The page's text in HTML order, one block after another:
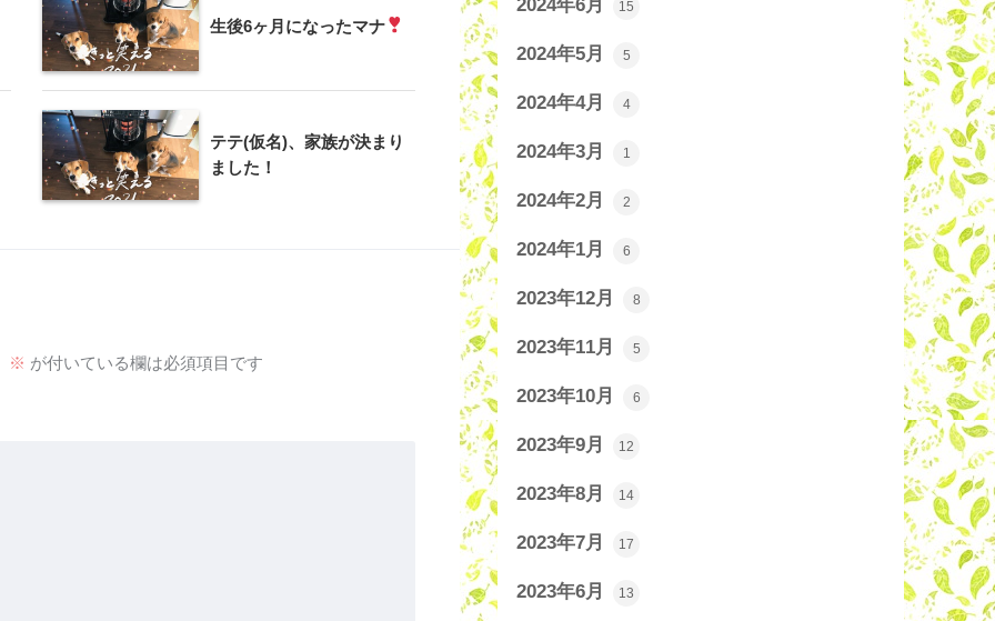
生後6ヶ月になったマナ
テテ(仮名)、家族が決まり
ました！
※ が付いている欄は必須項目です
2024年6月 15
2024年5月 5
2024年4月 4
2024年3月 1
2024年2月 2
2024年1月 6
2023年12月 8
2023年11月 5
2023年10月 6
2023年9月 12
2023年8月 14
2023年7月 17
2023年6月 13